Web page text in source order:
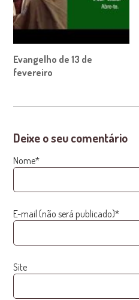
Evangelho de 13 de
fevereiro
Deixe o seu comentário
Nome*
E-mail (não será publicado)*
Site